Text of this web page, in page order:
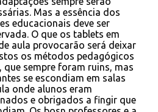
Mas a essência dos
educacionais deve ser
O que os tablets em
aula provocarão será deixar
os métodos pedagógicos
que sempre foram ruins, mas
se escondiam em salas
onde alunos eram
e obrigados a fingir que